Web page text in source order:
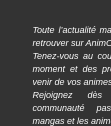
Toute l’actualité
retrouver sur
Tenez-vous au
moment et des
venir de vos
Rejoignez dès
communauté
mangas et les